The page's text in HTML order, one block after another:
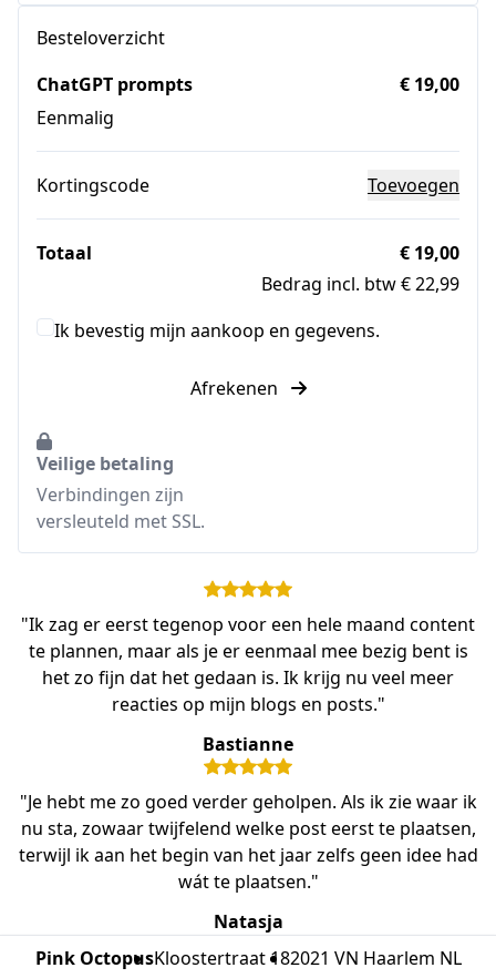
Besteloverzicht
ChatGPT prompts
Eenmalig
€ 19,00
Kortingscode Toevoegen
Totaal
€ 19,00
Bedrag incl. btw € 22,99
Ik bevestig mijn aankoop en gegevens.
Afrekenen
Veilige betaling
Verbindingen zijn
versleuteld met SSL.
"Ik zag er eerst tegenop voor een hele maand content
te plannen, maar als je er eenmaal mee bezig bent is
het zo fijn dat het gedaan is. Ik krijg nu veel meer
reacties op mijn blogs en posts."
Bastianne
"Je hebt me zo goed verder geholpen. Als ik zie waar ik
nu sta, zowaar twijfelend welke post eerst te plaatsen,
terwijl ik aan het begin van het jaar zelfs geen idee had
wát te plaatsen."
Natasja
Pink OctopusKloostertraat 182021 VN Haarlem NL